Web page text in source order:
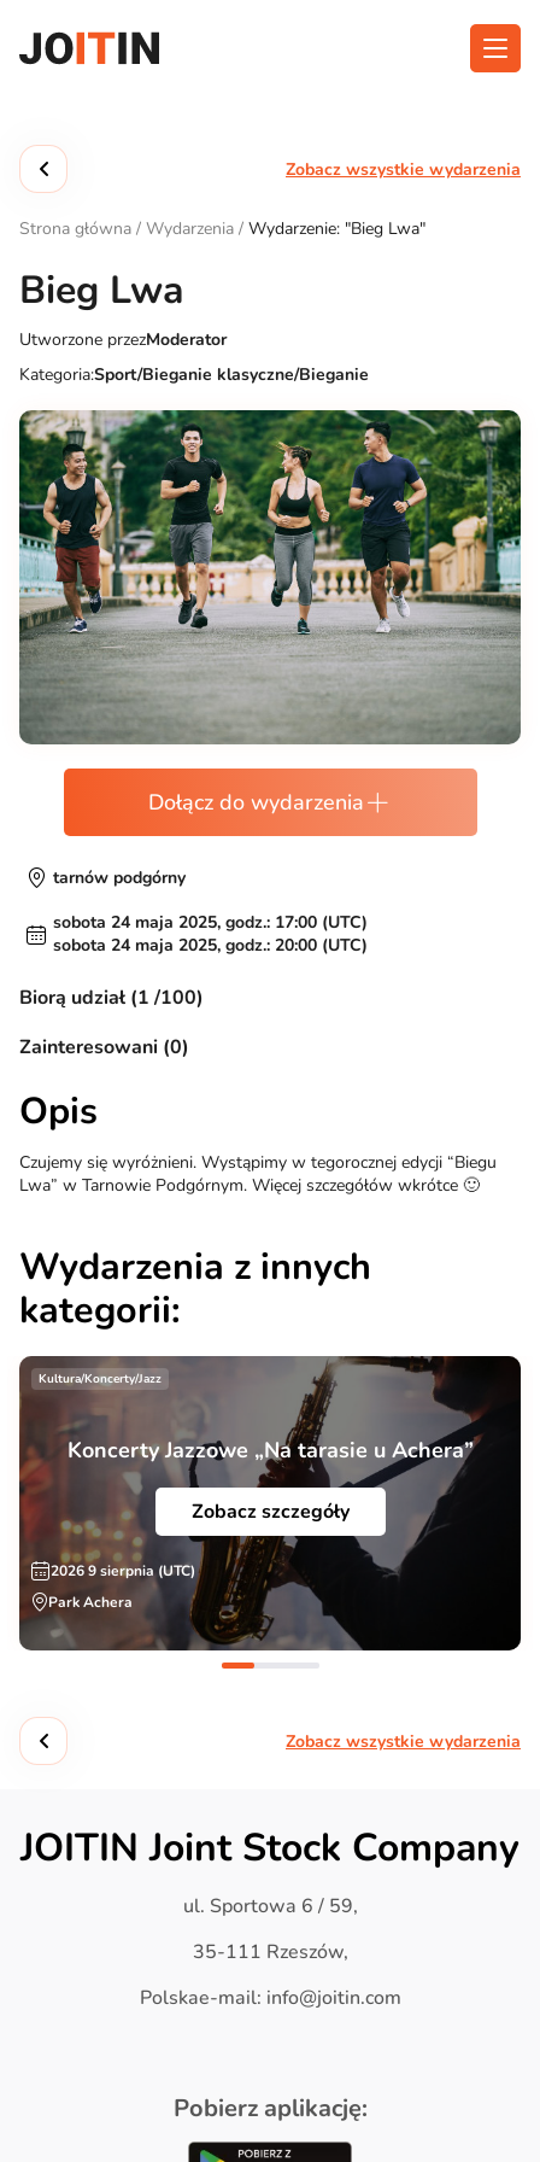
treści
FunkcjonalnośćZobacz wszystkie wydarzenia
Strona główna / Wydarzenia / Wydarzenie: "Bieg Lwa"
Bieg Lwa
Utworzone przezModerator
Kategoria:Sport/Bieganie klasyczne/Bieganie
Dołącz do wydarzenia
tarnów podgórny
sobota 24 maja 2025, godz.: 17:00 (UTC)
sobota 24 maja 2025, godz.: 20:00 (UTC)
Biorą udział (1 /100)
Zainteresowani (0)
Opis
Czujemy się wyróżnieni. Wystąpimy w tegorocznej edycji “Biegu
Lwa” w Tarnowie Podgórnym. Więcej szczegółów wkrótce 🙂
Wydarzenia z innych
kategorii:
Kultura/Koncerty/Jazz
Koncerty Jazzowe „Na tarasie u Achera”
Zobacz szczegóły
2026 9 sierpnia (UTC)
Park Achera
Zobacz wszystkie wydarzenia
JOITIN Joint Stock Company
ul. Sportowa 6 / 59,
35-111 Rzeszów,
Polskae-mail: info@joitin.com
Pobierz aplikację: